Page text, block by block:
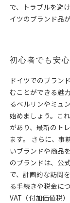
で、トラブルを避
イツのブランド品
初心者でも安
ドイツでのブラン
むことができる魅
るベルリンやミュ
始めましょう。こ
があり、最新のト
ます。 さらに、事
いブランドや商品
のブランドは、公
で、計画的な訪問
る手続きや税金に
VAT（付加価値税